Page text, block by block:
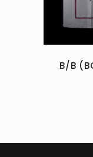
B/B